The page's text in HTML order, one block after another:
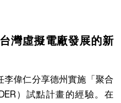
灣虛擬電廠發展的新
李偉仁分享德州實施「聚合
）試點計畫的經驗。在